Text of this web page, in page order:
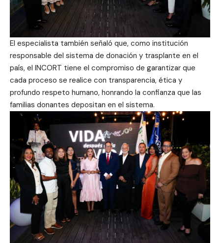
El especialista también señaló que, como institución
responsable del sistema de donación y trasplante en el
país, el INCORT tiene el compromiso de garantizar que
cada proceso se realice con transparencia, ética y
profundo respeto humano, honrando la confianza que las
familias donantes depositan en el sistema.